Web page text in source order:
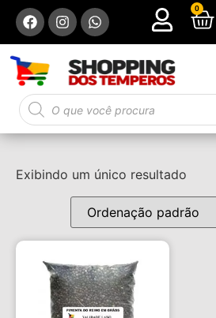
0
Exibindo um único resultado